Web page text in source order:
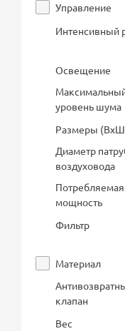
Управление
Интенсивный
Освещение
уровень шума
Размеры
Диаметр
воздуховода
Потребляемая
мощность
Фильтр
Материал
клапан
Вес